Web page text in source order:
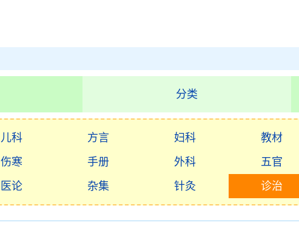
分类
儿科 方言 妇科 教材
伤寒 手册 外科 五官
医论 杂集 针灸 诊治